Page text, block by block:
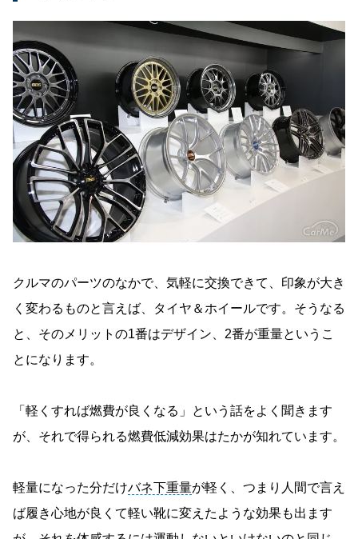
クルマのパーツのなかで、気軽に交換できて、印象が大き
く変わるものと言えば、タイヤ＆ホイールです。そうなる
と、そのメリットの1番はデザイン、2番が重量というこ
とになります。
「軽くすれば燃費が良くなる」という話をよく聞きます
が、それで得られる燃費低減効果はたかが知れています。
軽量になった分だけバネ下重量が軽く、つまり人間で言え
ば履き心地が良くて軽い靴に変えたような効果も出ます